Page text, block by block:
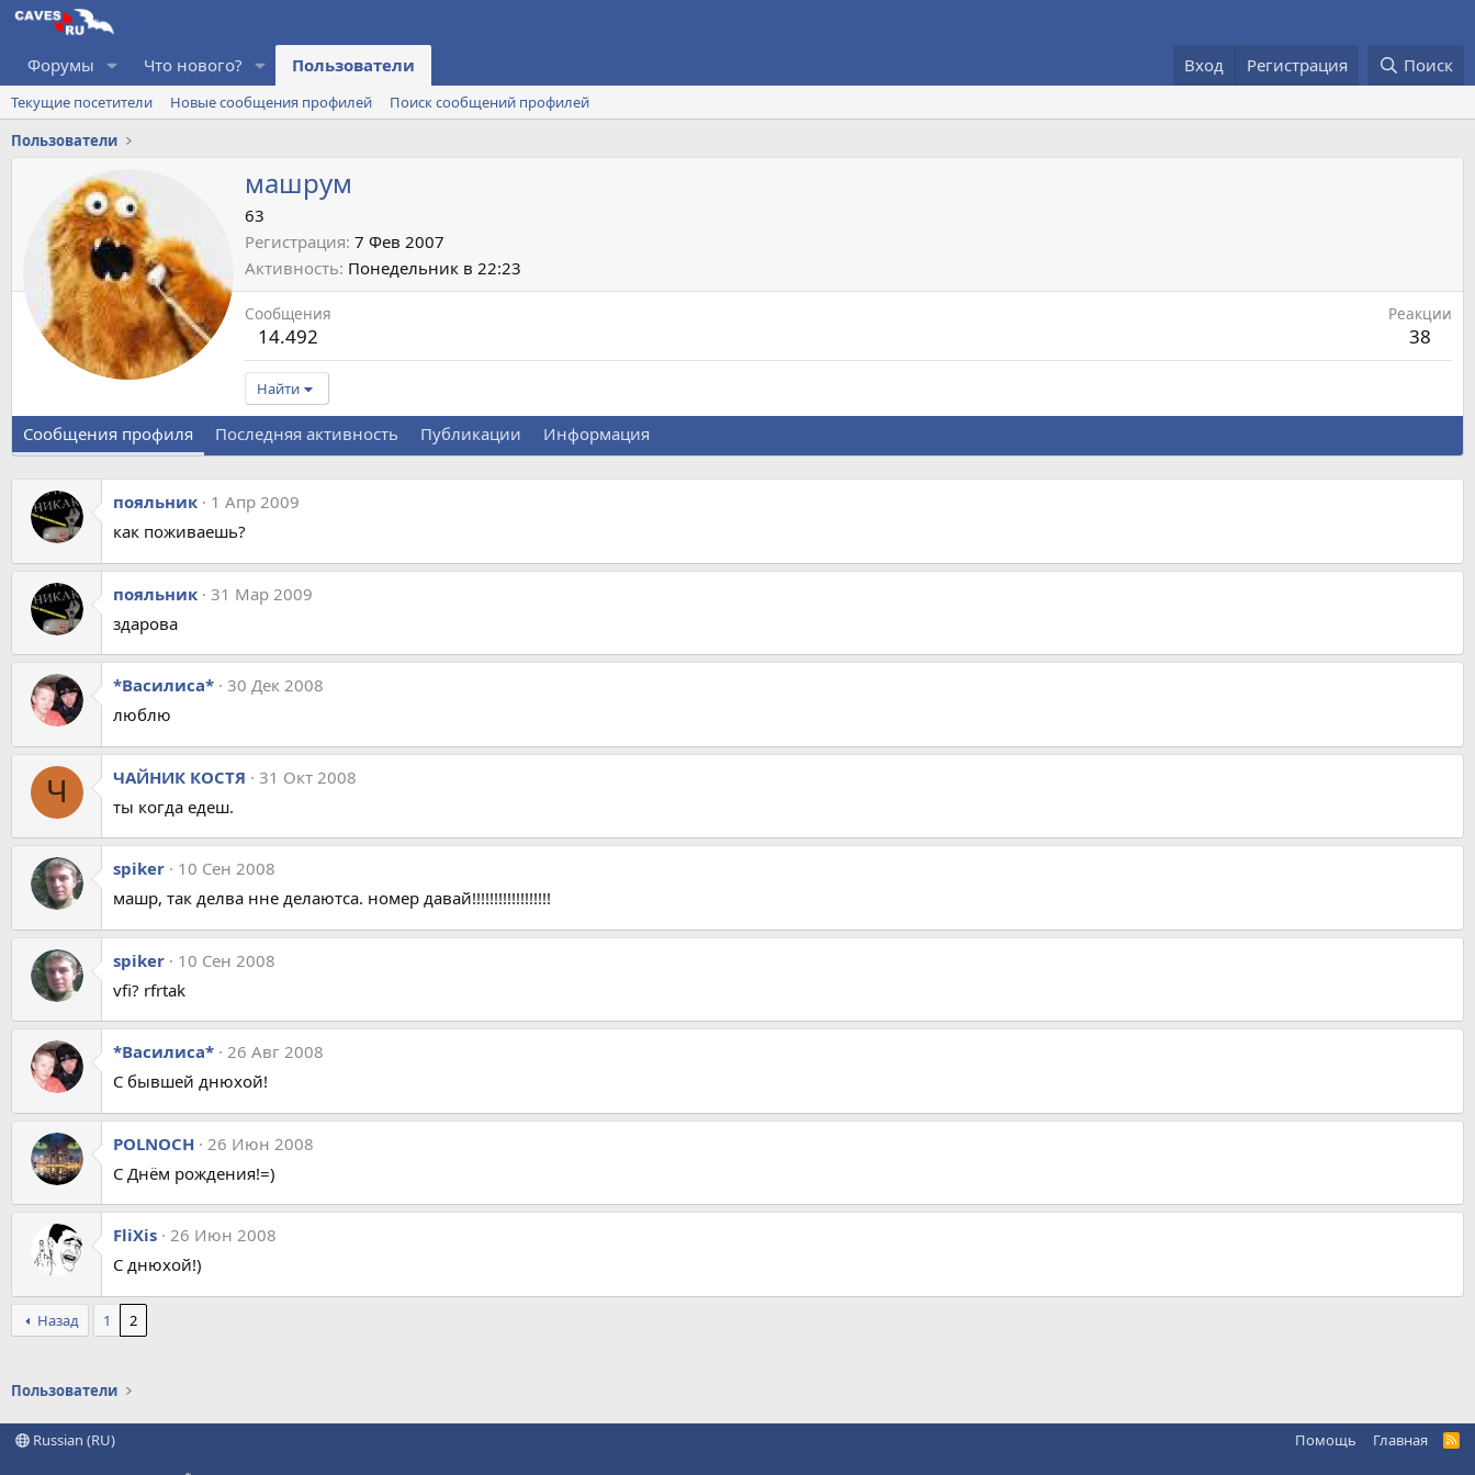
Форумы Что нового? Пользователи Вход Регистрация Поиск
Текущие посетители Новые сообщения профилей
Поиск сообщений профилей
Пользователи
машрум
63
Регистрация 7 Фев 2007
Активность Понедельник в 22:23
Сообщения
14.492
Реакции
38
Найти
Сообщения профиля Последняя активность Публикации Информация
пояльник
1 Апр 2009
как поживаешь?
пояльник 31 Мар 2009
здарова
*Василиса* 30 Дек 2008
люблю
Ч ЧАЙНИК КОСТЯ
31 Окт 2008
ты когда едеш.
spiker
10 Сен 2008
машр, так делва нне делаютса. номер давай!!!!!!!!!!!!!!!!!!
spiker
10 Сен 2008
vfi? rfrtak
*Василиса* 26 Авг 2008
С бывшей днюхой!
POLNOCH
26 Июн 2008
С Днём рождения!=)
FliXis 26 Июн 2008
С днюхой!)
Назад 1 2
Пользователи
Russian (RU) Помощь Главная
R